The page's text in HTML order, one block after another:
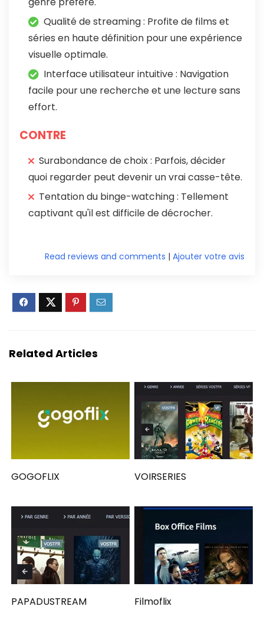
Qualité de streaming : Profite de films et
séries en haute définition pour une expérience
visuelle optimale.
Interface utilisateur intuitive : Navigation
facile pour une recherche et une lecture sans
effort.
CONTRE
Surabondance de choix : Parfois, décider
quoi regarder peut devenir un vrai casse-tête.
Tentation du binge-watching : Tellement
captivant qu'il est difficile de décrocher.
Ajouter votre avis
|
Read reviews and comments
Related Articles
GOGOFLIX VOIRSERIES
PAPADUSTREAM Filmoflix